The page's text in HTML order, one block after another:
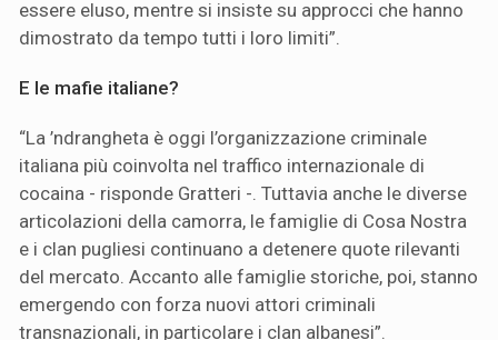
essere eluso, mentre si insiste su approcci che hanno
dimostrato da tempo tutti i loro limiti”.
E le mafie italiane?
“La ’ndrangheta è oggi l’organizzazione criminale
italiana più coinvolta nel traffico internazionale di
cocaina - risponde Gratteri -. Tuttavia anche le diverse
articolazioni della camorra, le famiglie di Cosa Nostra
e i clan pugliesi continuano a detenere quote rilevanti
del mercato. Accanto alle famiglie storiche, poi, stanno
emergendo con forza nuovi attori criminali
transnazionali, in particolare i clan albanesi”.